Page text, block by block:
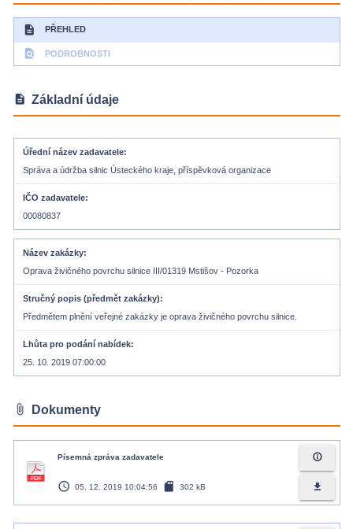
description PŘEHLED
find_in_page PODROBNOSTI
description Základní údaje
Úřední název zadavatele
Správa a údržba silnic Ústeckého kraje, příspěvková organizace
IČO zadavatele
00080837
Název zakázky
Oprava živičného povrchu silnice III/01319 Mstišov - Pozorka
Stručný popis (předmět zakázky)
Předmětem plnění veřejné zakázky je oprava živičného povrchu silnice.
Lhůta pro podání nabídek
25. 10. 2019 07:00:00
attach_file Dokumenty
Písemná zpráva zadavatele
access_time 05. 12. 2019 10:04:56 sd_card 302 kB
info_outline
file_download